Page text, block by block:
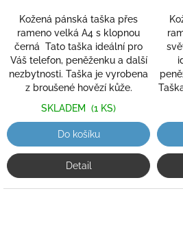
Kožená pánská taška přes
rameno velká A4 s klopnou
černá Tato taška ideální pro
Váš telefon, peněženku a další
nezbytnosti. Taška je vyrobena
z broušené hovězí kůže.
SKLADEM (1 KS)
Do košíku
Detail